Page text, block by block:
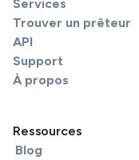
Services
Trouver un prêteur
API
Support
À propos
Ressources
Blog